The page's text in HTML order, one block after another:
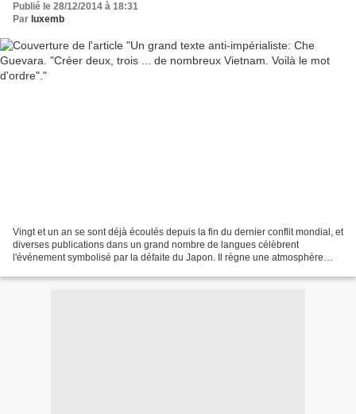
Publié le 28/12/2014 à 18:31
Par luxemb
Vingt et un an se sont déjà écoulés depuis la fin du dernier conflit mondial, et
diverses publications dans un grand nombre de langues célèbrent
l'événement symbolisé par la défaite du Japon. Il règne une atmosphère